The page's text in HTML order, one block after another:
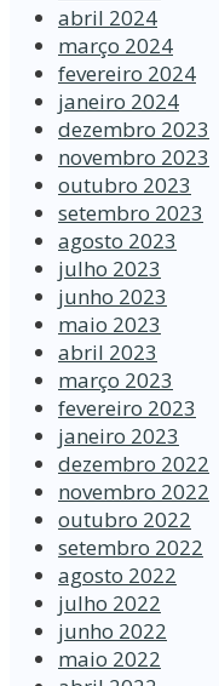
abril 2024
março 2024
fevereiro 2024
janeiro 2024
dezembro 2023
novembro 2023
outubro 2023
setembro 2023
agosto 2023
julho 2023
junho 2023
maio 2023
abril 2023
março 2023
fevereiro 2023
janeiro 2023
dezembro 2022
novembro 2022
outubro 2022
setembro 2022
agosto 2022
julho 2022
junho 2022
maio 2022